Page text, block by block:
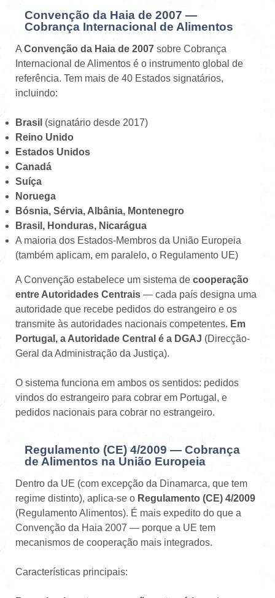
Convenção da Haia de 2007 —
Cobrança Internacional de Alimentos
A Convenção da Haia de 2007 sobre Cobrança
Internacional de Alimentos é o instrumento global de
referência. Tem mais de 40 Estados signatários,
incluindo:
Brasil (signatário desde 2017)
Reino Unido
Estados Unidos
Canadá
Suíça
Noruega
Bósnia, Sérvia, Albânia, Montenegro
Brasil, Honduras, Nicarágua
A maioria dos Estados-Membros da União Europeia
(também aplicam, em paralelo, o Regulamento UE)
A Convenção estabelece um sistema de cooperação
entre Autoridades Centrais — cada país designa uma
autoridade que recebe pedidos do estrangeiro e os
transmite às autoridades nacionais competentes. Em
Portugal, a Autoridade Central é a DGAJ (Direcção-
Geral da Administração da Justiça).
O sistema funciona em ambos os sentidos: pedidos
vindos do estrangeiro para cobrar em Portugal, e
pedidos nacionais para cobrar no estrangeiro.
Regulamento (CE) 4/2009 — Cobrança
de Alimentos na União Europeia
Dentro da UE (com excepção da Dinamarca, que tem
regime distinto), aplica-se o Regulamento (CE) 4/2009
(Regulamento Alimentos). É mais expedito do que a
Convenção da Haia 2007 — porque a UE tem
mecanismos de cooperação mais integrados.
Características principais: